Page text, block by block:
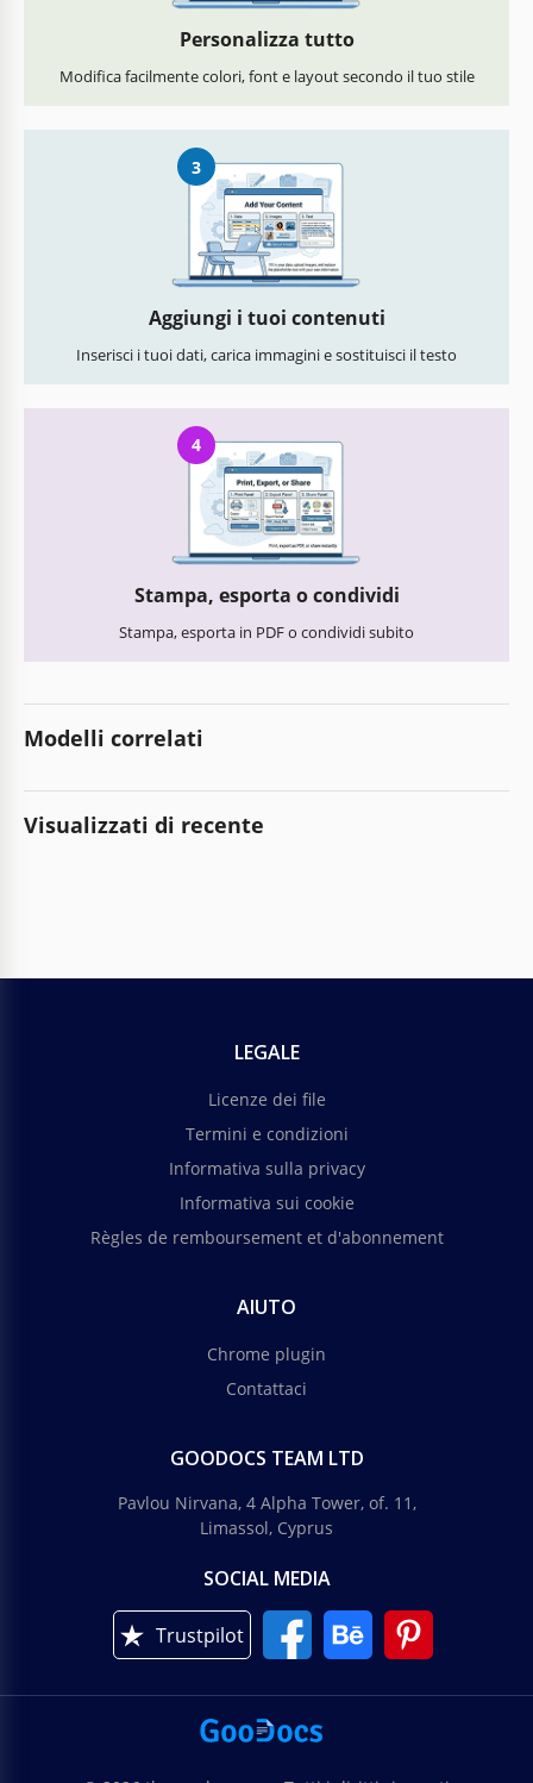
Personalizza tutto
Modifica facilmente colori, font e layout secondo il tuo stile
3
Aggiungi i tuoi contenuti
Inserisci i tuoi dati, carica immagini e sostituisci il testo
4
Stampa, esporta o condividi
Stampa, esporta in PDF o condividi subito
Modelli correlati
Visualizzati di recente
LEGALE
Licenze dei file
Termini e condizioni
Informativa sulla privacy
Informativa sui cookie
Règles de remboursement et d'abonnement
AIUTO
Chrome plugin
Contattaci
GOODOCS TEAM LTD
Pavlou Nirvana, 4 Alpha Tower, of. 11,
Limassol, Cyprus
SOCIAL MEDIA
Trustpilot